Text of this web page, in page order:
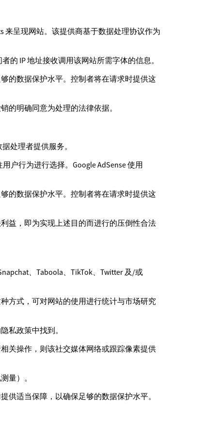
来呈现网站。该提供商基于数据处理协议作为
的 IP 地址接收调用该网站所需字体的信息。
的数据保护水平。控制者将在请求时提供这
的明确同意为处理的法律依据。
处理者提供服务。
户行为进行选择。Google AdSense 使用
的数据保护水平。控制者将在请求时提供这
益，即为实现上述目的而进行的压倒性合法
、Taboola、TikTok、Twitter 及/或
方式，可对网站的使用进行统计与市场研究
私政策中找到。
关操作，则该社交媒体网络或跟踪像素提供
量）。
供适当保障，以确保足够的数据保护水平。